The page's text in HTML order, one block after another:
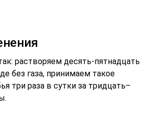
растворяем десять-пятнадцать
без газа, принимаем такое
три раза в сутки за тридцать–